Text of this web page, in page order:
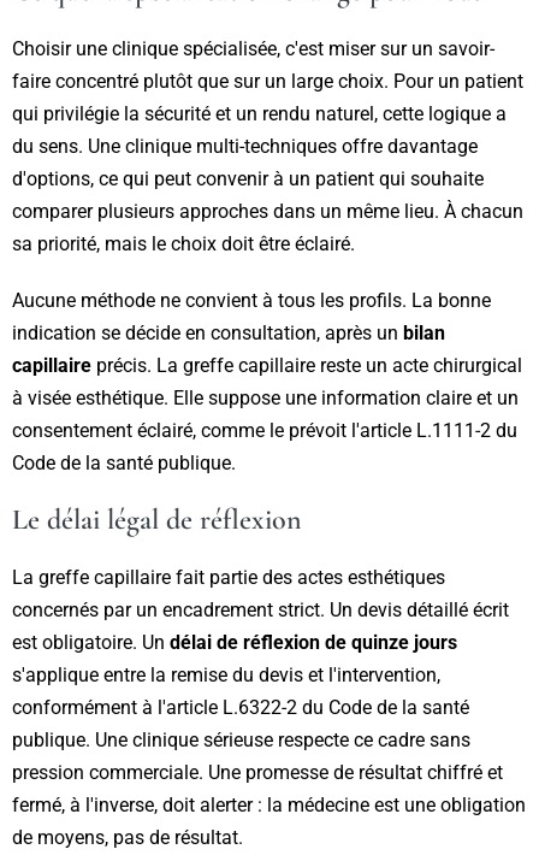
Choisir une clinique spécialisée, c'est miser sur un savoir-
faire concentré plutôt que sur un large choix. Pour un patient
qui privilégie la sécurité et un rendu naturel, cette logique a
du sens. Une clinique multi-techniques offre davantage
d'options, ce qui peut convenir à un patient qui souhaite
comparer plusieurs approches dans un même lieu. À chacun
sa priorité, mais le choix doit être éclairé.
Aucune méthode ne convient à tous les profils. La bonne
indication se décide en consultation, après un bilan
capillaire précis. La greffe capillaire reste un acte chirurgical
à visée esthétique. Elle suppose une information claire et un
consentement éclairé, comme le prévoit l'article L.1111-2 du
Code de la santé publique.
Le délai légal de réflexion
La greffe capillaire fait partie des actes esthétiques
concernés par un encadrement strict. Un devis détaillé écrit
est obligatoire. Un délai de réflexion de quinze jours
s'applique entre la remise du devis et l'intervention,
conformément à l'article L.6322-2 du Code de la santé
publique. Une clinique sérieuse respecte ce cadre sans
pression commerciale. Une promesse de résultat chiffré et
fermé, à l'inverse, doit alerter : la médecine est une obligation
de moyens, pas de résultat.